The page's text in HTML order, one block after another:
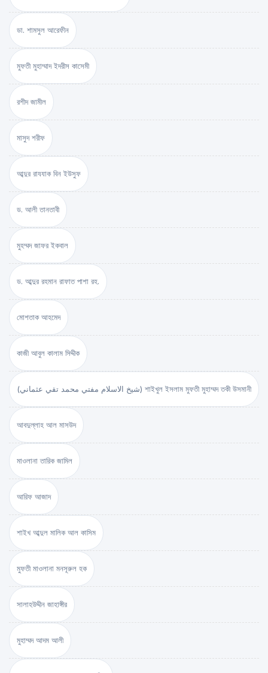
ডা. শামসুল আরেফীন
মুফতী মুহাম্মাদ ইদরীস কাসেমী
রশীদ জামীল
মাসুদ শরীফ
আব্দুর রাযযাক বিন ইউসুফ
ড. আলী তানতাবী
মুহম্মদ জাফর ইকবাল
ড. আব্দুর রহমান রাফাত পাশা রহ.
মোশতাক আহমেদ
কাজী আবুল কালাম সিদ্দীক
(شيخ الاسلام مفتي محمد تقي عثماني) শাইখুল ইসলাম মুফতী মুহাম্মদ তকী উসমানী
আবদুল্লাহ আল মাসউদ
মাওলানা তারিক জামিল
আরিফ আজাদ
শাইখ আব্দুল মালিক আল কাসিম
মুফতী মাওলানা মনসূরুল হক
সালাহউদ্দীন জাহাঙ্গীর
মুহাম্মদ আদম আলী